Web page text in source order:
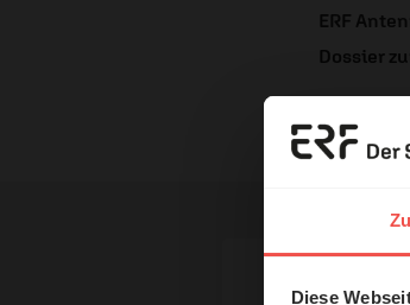
Diese
ERF
Dossier